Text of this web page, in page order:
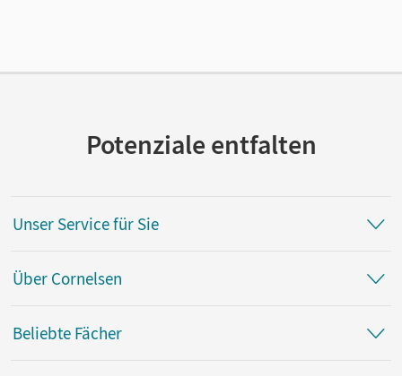
Potenziale entfalten
Unser Service für Sie
Über Cornelsen
Beliebte Fächer